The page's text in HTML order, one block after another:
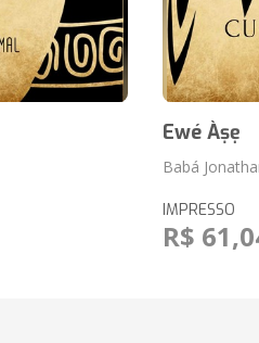
Ewé Àṣẹ
Babá
IMPRESSO
R$